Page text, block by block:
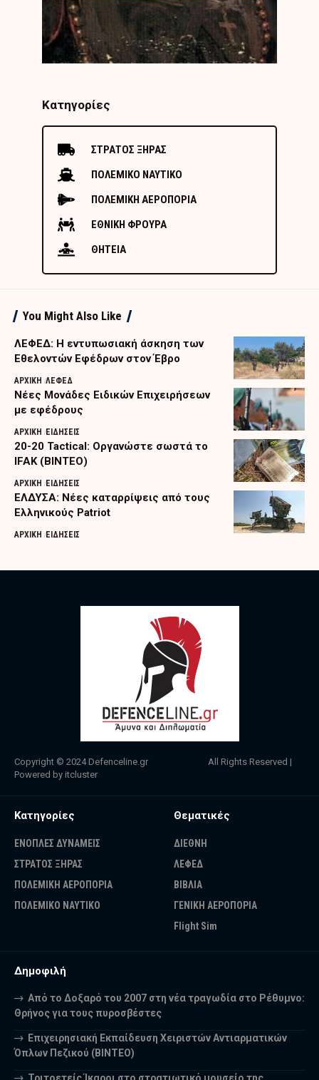
Κατηγορίες
ΣΤΡΑΤΟΣ ΞΗΡΑΣ
ΠΟΛΕΜΙΚΟ ΝΑΥΤΙΚΟ
ΠΟΛΕΜΙΚΗ ΑΕΡΟΠΟΡΙΑ
ΕΘΝΙΚΗ ΦΡΟΥΡΑ
ΘΗΤΕΙΑ
You Might Also Like
ΛΕΦΕΔ: Η εντυπωσιακή άσκηση των
Εθελοντών Εφέδρων στον Έβρο
ΑΡΧΙΚΗ ΛΕΦΕΔ
Nέες Μονάδες Ειδικών Επιχειρήσεων
με εφέδρους
ΑΡΧΙΚΗ ΕΙΔΗΣΕΙΣ
20-20 Tactical: Οργανώστε σωστά το
IFAK (ΒΙΝΤΕΟ)
ΑΡΧΙΚΗ ΕΙΔΗΣΕΙΣ
ΕΛΔΥΣΑ: Νέες καταρρίψεις από τους
Ελληνικούς Patriot
ΑΡΧΙΚΗ ΕΙΔΗΣΕΙΣ
Copyright © 2024 Defenceline.gr All Rights Reserved |
Powered by itcluster
Κατηγορίες
ΕΝΟΠΛΕΣ ΔΥΝΑΜΕΙΣ
ΣΤΡΑΤΟΣ ΞΗΡΑΣ
ΠΟΛΕΜΙΚΗ ΑΕΡΟΠΟΡΙΑ
ΠΟΛΕΜΙΚΟ ΝΑΥΤΙΚΟ
Θεματικές
ΔΙΕΘΝΗ
ΛΕΦΕΔ
ΒΙΒΛΙΑ
ΓΕΝΙΚΗ ΑΕΡΟΠΟΡΙΑ
Flight Sim
Δημοφιλή
Από το Δοξαρό του 2007 στη νέα τραγωδία στο Ρέθυμνο:
Θρήνος για τους πυροσβέστες
Επιχειρησιακή Εκπαίδευση Χειριστών Αντιαρματικών
Όπλων Πεζικού (ΒΙΝΤΕΟ)
Τριτοετείς Ίκαροι στο στρατιωτικό μουσείο της